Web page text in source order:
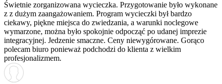
Świetnie zorganizowana wycieczka. Przygotowanie było wykonane
z z dużym zaangażowaniem. Program wycieczki był bardzo
ciekawy, piękne miejsca do zwiedzania, a warunki noclegowe
wymarzone, można było spokojnie odpocząć po udanej imprezie
integracyjnej. Jedzenie smaczne. Ceny niewygórowane. Gorąco
polecam biuro ponieważ podchodzi do klienta z wielkim
profesjonalizmem.